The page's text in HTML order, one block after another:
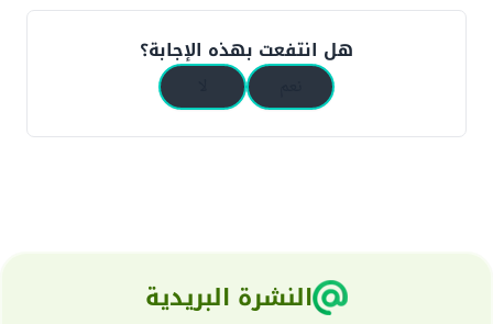
هل انتفعت بهذه الإجابة؟
النشرة البريدية